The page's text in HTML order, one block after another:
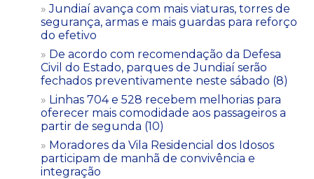
Jundiaí avança com mais viaturas, torres de
segurança, armas e mais guardas para reforço
do efetivo
De acordo com recomendação da Defesa
Civil do Estado, parques de Jundiaí serão
fechados preventivamente neste sábado (8)
Linhas 704 e 528 recebem melhorias para
oferecer mais comodidade aos passageiros a
partir de segunda (10)
Moradores da Vila Residencial dos Idosos
participam de manhã de convivência e
integração